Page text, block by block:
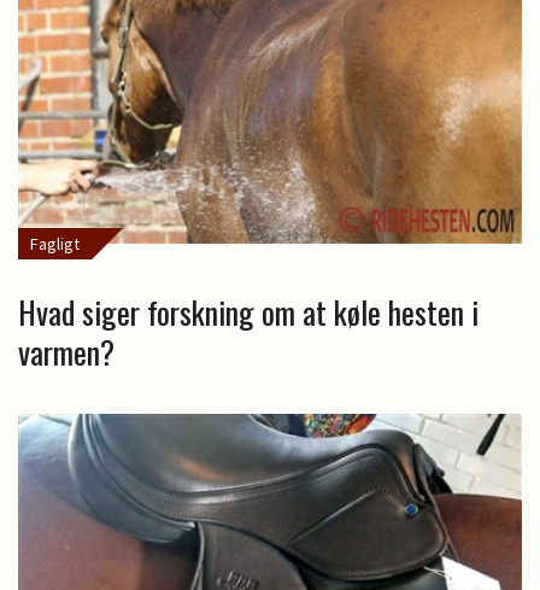
Fagligt
Hvad siger forskning om at køle hesten i
varmen?